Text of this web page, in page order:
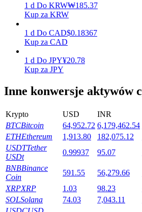
Stawianie
Wysokie zyski i natychmiastowy
Launchpool
Elastyczne stawianie zakładów,
tokenach
1 d Do KRW₩185.37
Kup za KRW
1 d Do CAD$0.18367
Kup za CAD
1 d Do JPY¥20.78
Kup za JPY
Inne konwersje aktywów
Krypto USD INR
BTCBitcoin 64,952.72 6,179,462.54
ETHEthereum 1,913.80 182,075.12
USDTTether
USDt
0.99937 95.07
BNBBinance
Coin
591.55 56,279.66
XRPXRP 1.03 98.23
SOLSolana 74.03 7,043.11